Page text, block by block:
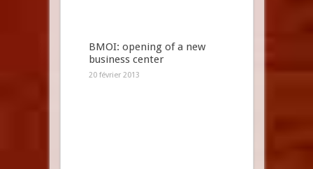
BMOI: opening of a new
business center
20 février 2013